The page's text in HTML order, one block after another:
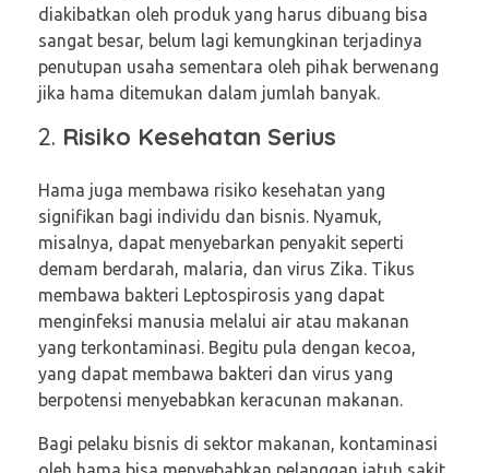
diakibatkan oleh produk yang harus dibuang bisa
sangat besar, belum lagi kemungkinan terjadinya
penutupan usaha sementara oleh pihak berwenang
jika hama ditemukan dalam jumlah banyak.
2. Risiko Kesehatan Serius
Hama juga membawa risiko kesehatan yang
signifikan bagi individu dan bisnis. Nyamuk,
misalnya, dapat menyebarkan penyakit seperti
demam berdarah, malaria, dan virus Zika. Tikus
membawa bakteri Leptospirosis yang dapat
menginfeksi manusia melalui air atau makanan
yang terkontaminasi. Begitu pula dengan kecoa,
yang dapat membawa bakteri dan virus yang
berpotensi menyebabkan keracunan makanan.
Bagi pelaku bisnis di sektor makanan, kontaminasi